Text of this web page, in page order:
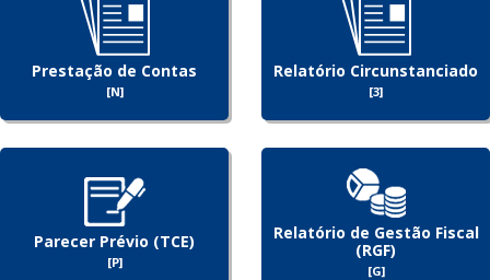
Prestação de Contas
[N]
Relatório Circunstanciado
[3]
Parecer Prévio (TCE)
[P]
Relatório de Gestão Fiscal
(RGF)
[G]